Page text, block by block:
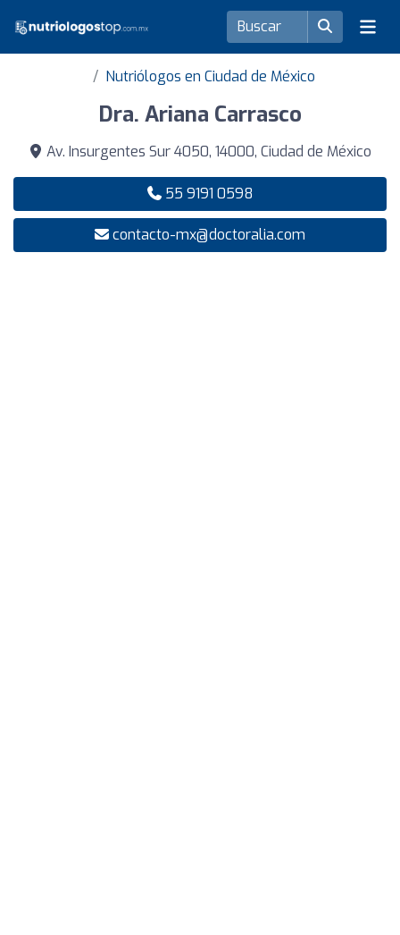
Nutriólogos en Ciudad de México
Dra. Ariana Carrasco
Av. Insurgentes Sur 4050, 14000, Ciudad de México
55 9191 0598
contacto-mx@doctoralia.com